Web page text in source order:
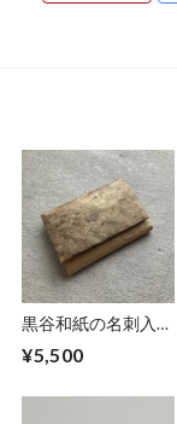
黒谷和紙の名刺入れ
¥5,500